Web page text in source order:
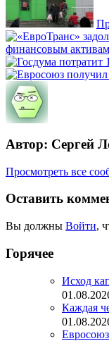
финансовым активам
Автор: Сергей
Просмотреть все
Оставить
Вы должны Войти,
Горячее
Исход
Каждая